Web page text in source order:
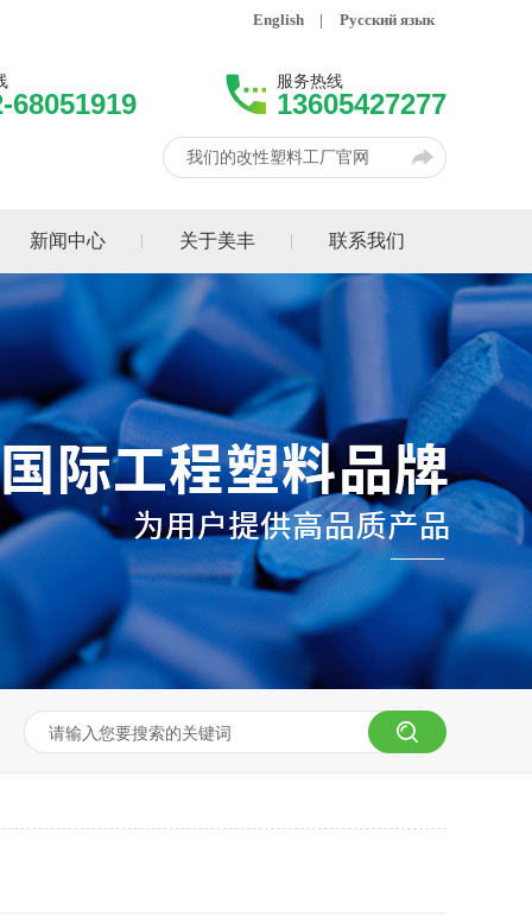
English | Русский язык
68051919
服务热线
13605427277
我们的改性塑料工厂官网
新闻中心 关于美丰 联系我们